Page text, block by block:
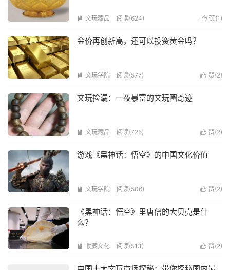
 赞(1 )
 文玩藏品 阅读(624)
金价再创新高，还可以投资黄金吗？
 赞(2)
 文玩学院 阅读(577)
文玩捡漏：一夜暴富的文玩圈奇迹
 赞(2)
 文玩藏品 阅读(725)
游戏《黑神话：悟空》的中国文化价值
 赞(2)
 文玩学院 阅读(506)
《黑神话：悟空》里唐僧的大贝壳是什
么？
 赞(2)
 收藏文化 阅读(513)